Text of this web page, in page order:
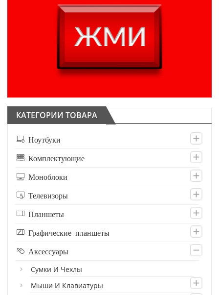
КАТЕГОРИИ ТОВАРА
Ноутбуки
Комплектующие
Моноблоки
Телевизоры
Планшеты
Графические планшеты
Аксессуары
Сумки И Чехлы
Мыши И Клавиатуры